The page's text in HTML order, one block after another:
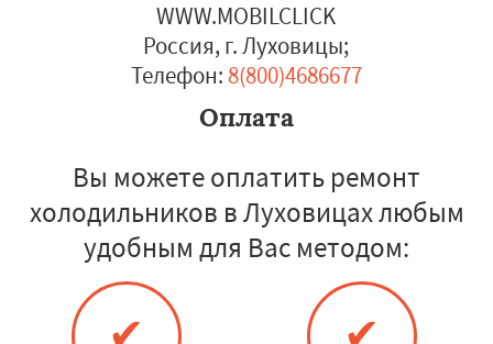
WWW.MOBILCLICK
Россия, г. Луховицы;
Телефон: 8(800)4686677
Оплата
Вы можете оплатить ремонт
холодильников в Луховицах любым
удобным для Вас методом: